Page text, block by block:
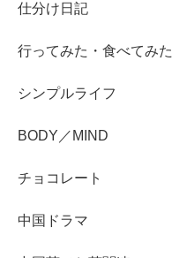
仕分け日記
行ってみた・食べてみた
シンプルライフ
BODY／MIND
チョコレート
中国ドラマ